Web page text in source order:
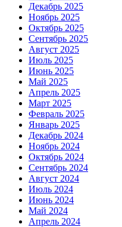
Декабрь 2025
Ноябрь 2025
Октябрь 2025
Сентябрь 2025
Август 2025
Июль 2025
Июнь 2025
Май 2025
Апрель 2025
Март 2025
Февраль 2025
Январь 2025
Декабрь 2024
Ноябрь 2024
Октябрь 2024
Сентябрь 2024
Август 2024
Июль 2024
Июнь 2024
Май 2024
Апрель 2024